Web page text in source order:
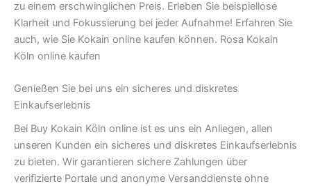
zu einem erschwinglichen Preis. Erleben Sie beispiellose
Klarheit und Fokussierung bei jeder Aufnahme! Erfahren Sie
auch, wie Sie Kokain online kaufen können. Rosa Kokain
Köln online kaufen
Genießen Sie bei uns ein sicheres und diskretes
Einkaufserlebnis
Bei Buy Kokain Köln online ist es uns ein Anliegen, allen
unseren Kunden ein sicheres und diskretes Einkaufserlebnis
zu bieten. Wir garantieren sichere Zahlungen über
verifizierte Portale und anonyme Versanddienste ohne